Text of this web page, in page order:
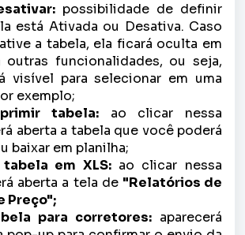
possibilidade de definir
está Ativada ou Desativa. Caso
a tabela, ela ficará oculta em
outras funcionalidades, ou seja,
visível para selecionar em uma
exemplo;
tabela:ao clicar nessa
aberta a tabela que você poderá
baixar em planilha;
em XLS: ao clicar nessa
aberta a tela de "Relatórios de
Preço";
para corretores: aparecerá